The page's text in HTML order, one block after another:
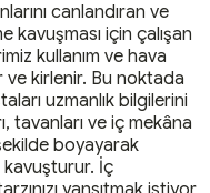
canlandıran ve
kavuşması için çalışan
kullanım ve hava
ve kirlenir. Bu noktada
uzmanlık bilgilerini
tavanları ve iç mekâna
boyayarak
kavuşturur. İç